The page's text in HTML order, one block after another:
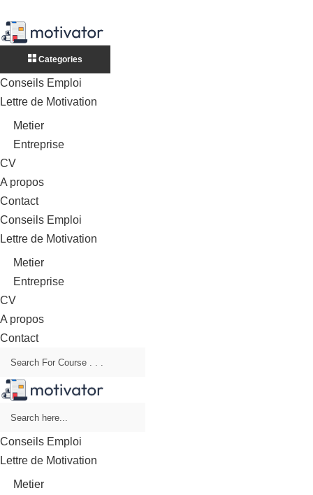
Categories
Conseils Emploi
Lettre de Motivation
Metier
Entreprise
CV
A propos
Contact
Conseils Emploi
Lettre de Motivation
Metier
Entreprise
CV
A propos
Contact
Conseils Emploi
Lettre de Motivation
Metier